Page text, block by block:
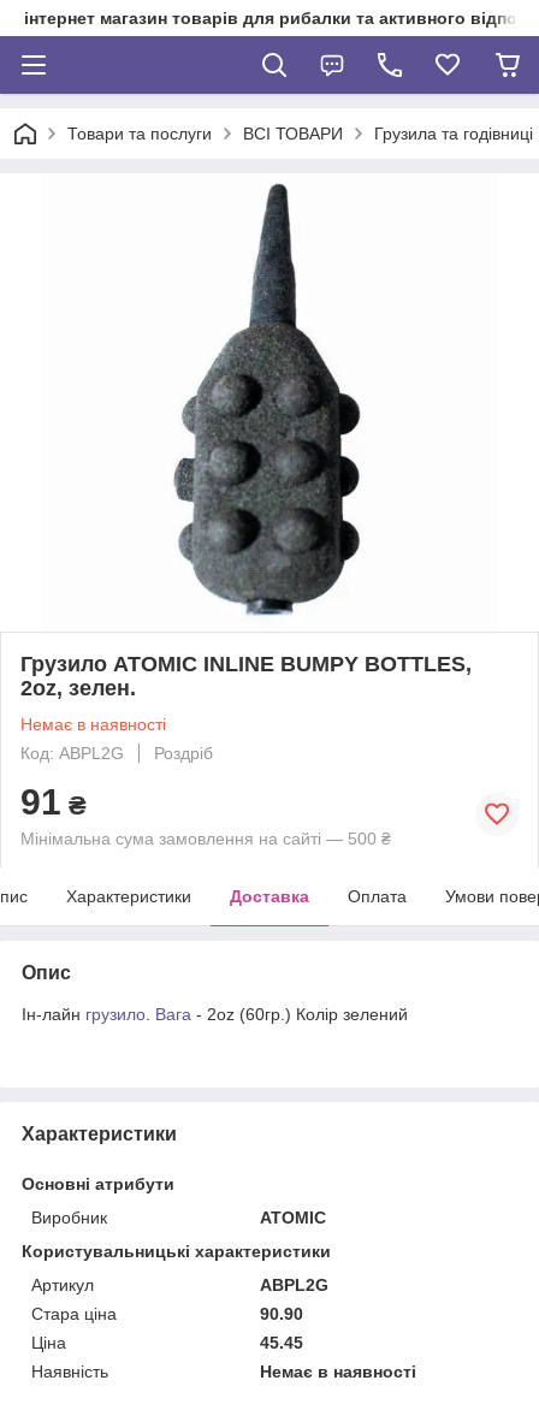
інтернет магазин товарів для рибалки та активного
Товари та послуги ВСІ ТОВАРИ Грузила та годівниці
Грузило ATOMIC INLINE BUMPY BOTTLES,
2oz, зелен.
Немає в наявності
Код: ABPL2G
Роздріб
91 ₴
Мінімальна сума замовлення на сайті — 500 ₴
Характеристики Доставка Оплата Умови
Опис
Ін-лайн грузило Вага - 2oz (60гр.) Колір зелений
Характеристики
Основні атрибути
Виробник
ATOMIC
Користувальницькі характеристики
Артикул
ABPL2G
Стара ціна
90.90
Ціна
45.45
Наявність
Немає в наявності